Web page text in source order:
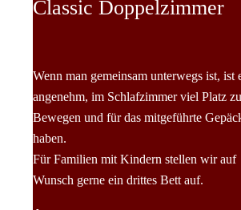
Classic Doppelzimmer
Wenn man gemeinsam unterwegs ist, ist
angenehm, im Schlafzimmer viel Platz
Bewegen und für das mitgeführte
haben.
Für Familien mit Kindern stellen wir auf
Wunsch gerne ein drittes Bett auf.